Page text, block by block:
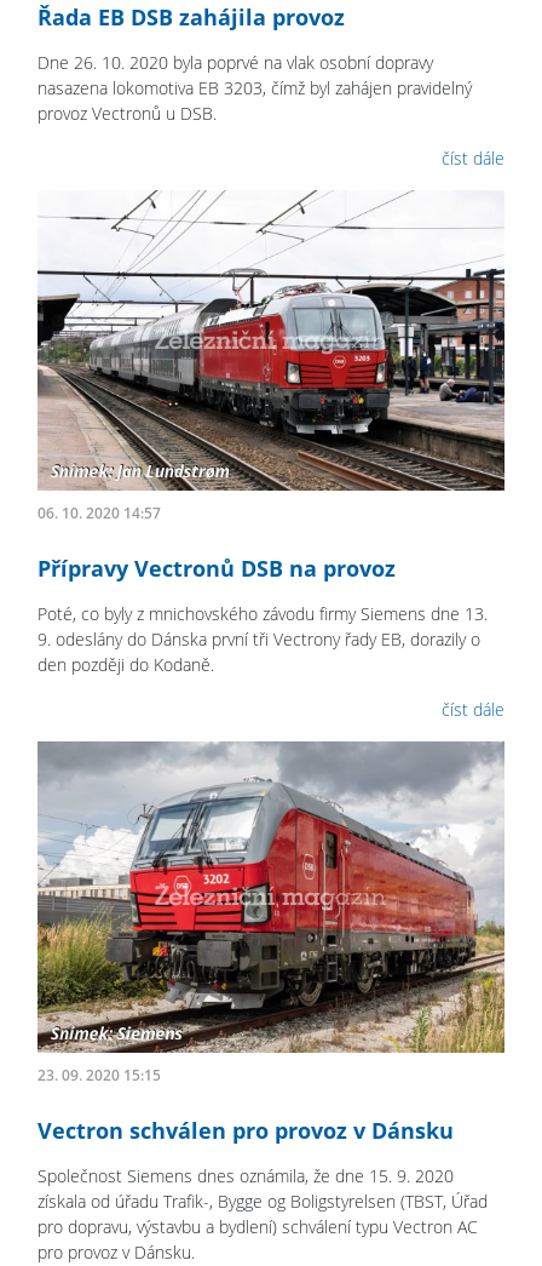
Řada EB DSB zahájila provoz
Dne 26. 10. 2020 byla poprvé na vlak osobní dopravy
nasazena lokomotiva EB 3203, čímž byl zahájen pravidelný
provoz Vectronů u DSB.
číst dále
06. 10. 2020 14:57
Přípravy Vectronů DSB na provoz
Poté, co byly z mnichovského závodu firmy Siemens dne 13.
9. odeslány do Dánska první tři Vectrony řady EB, dorazily o
den později do Kodaně.
číst dále
23. 09. 2020 15:15
Vectron schválen pro provoz v Dánsku
Společnost Siemens dnes oznámila, že dne 15. 9. 2020
získala od úřadu Trafik-, Bygge og Boligstyrelsen (TBST, Úřad
pro dopravu, výstavbu a bydlení) schválení typu Vectron AC
pro provoz v Dánsku.